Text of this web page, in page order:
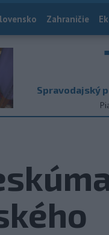
Zahraničie
Spravodajský